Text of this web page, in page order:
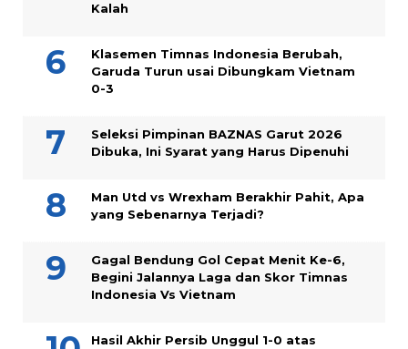
Kalah
Klasemen Timnas Indonesia Berubah,
Garuda Turun usai Dibungkam Vietnam
0-3
Seleksi Pimpinan BAZNAS Garut 2026
Dibuka, Ini Syarat yang Harus Dipenuhi
Man Utd vs Wrexham Berakhir Pahit, Apa
yang Sebenarnya Terjadi?
Gagal Bendung Gol Cepat Menit Ke-6,
Begini Jalannya Laga dan Skor Timnas
Indonesia Vs Vietnam
Hasil Akhir Persib Unggul 1-0 atas